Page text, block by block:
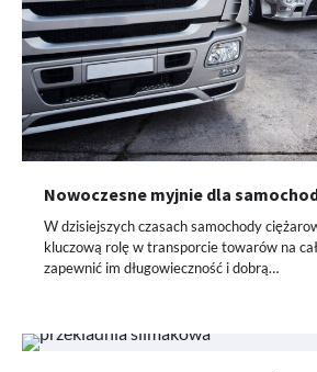
Nowoczesne myjnie dla
W dzisiejszych czasach samochody
kluczową rolę w transporcie towarów na
zapewnić im długowieczność i dobrą…